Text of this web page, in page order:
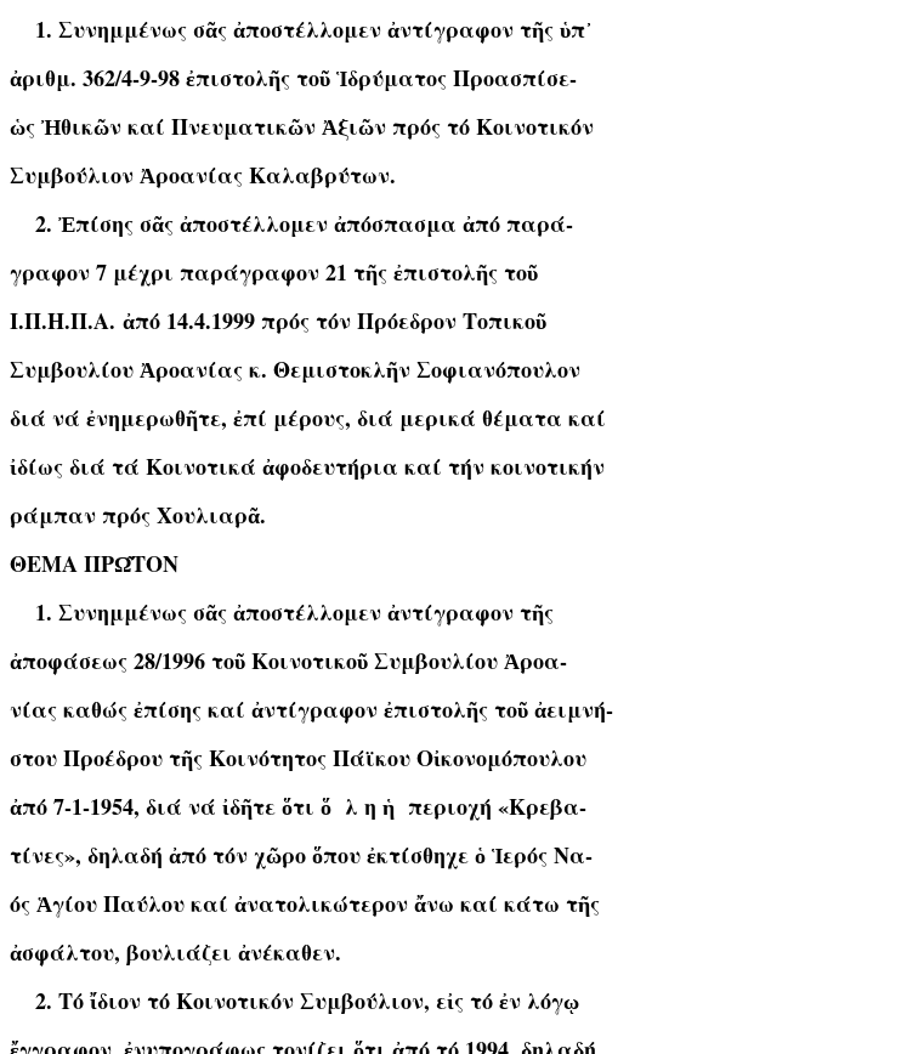
Συνημμένως σᾶς ἀποστέλλομεν ἀντίγραφον τῆς ὑπ᾽
ἀριθμ. 362/4-9-98 ἐπιστολῆς τοῦ Ἱδρύματος Προασπίσε-
ὡς Ἠθικῶν καί Πνευματικῶν Ἀξιῶν πρός τό Κοινοτικόν
Συμβούλιον Ἀροανίας Καλαβρύτων.
Ἐπίσης σᾶς ἀποστέλλομεν ἀπόσπασμα ἀπό παρά-
γραφον 7 μέχρι παράγραφον 21 τῆς ἐπιστολῆς τοῦ
Ι.Π.Η.Π.Α. ἀπό 14.4.1999 πρός τόν Πρόεδρον Τοπικοῦ
Συμβουλίου Ἀροανίας κ. Θεμιστοκλῆν Σοφιανόπουλον
διά νά ἐνημερωθῆτε, ἐπί μέρους, διά μερικά θέματα καί
ἰδίως διά τά Κοινοτικά ἀφοδευτήρια καί τήν κοινοτικήν
ράμπαν πρός Χουλιαρᾶ.
ΘΕΜΑ ΠΡΩ͂ΤΟΝ
Συνημμένως σᾶς ἀποστέλλομεν ἀντίγραφον τῆς
ἀποφάσεως 28/1996 τοῦ Κοινοτικοῦ Συμβουλίου Ἀροα-
νίας καθώς ἐπίσης καί ἀντίγραφον ἐπιστολῆς τοῦ ἀειμνή-
στου Προέδρου τῆς Κοινότητος Πάϊκου Οἰκονομόπουλου
ἀπό 7-1-1954, διά νά ἰδῆτε ὅτι ὅ λ η ἡ περιοχή «Κρεβα-
τίνες», δηλαδή ἀπό τόν χῶρο ὅπου ἐκτίσθηχε ὁ Ἱερός Να-
ός Ἁγίου Παύλου καί ἀνατολικώτερον ἄνω καί κάτω τῆς
ἀσφάλτου, βουλιάζει ἀνέκαθεν.
Τό ἴδιον τό Κοινοτικόν Συμβούλιον, εἰς τό ἐν λόγῳ